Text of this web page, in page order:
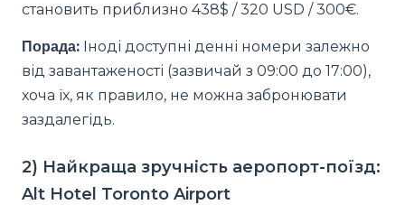
становить приблизно 438$ / 320 USD / 300€.
Порада: Іноді доступні денні номери залежно
від завантаженості (зазвичай з 09:00 до 17:00),
хоча їх, як правило, не можна забронювати
заздалегідь.
2) Найкраща зручність аеропорт-поїзд:
Alt Hotel Toronto Airport